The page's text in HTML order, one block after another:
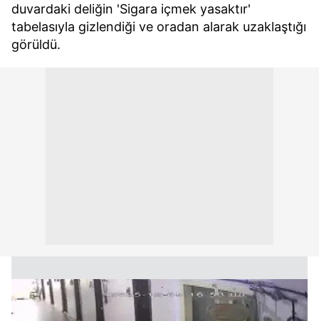
6698 sayılı Kişisel Verilerin Korunması Kanunu uyarınca
hazırlanmış Aydınlatma Metnimizi okumak ve sitemizde
ilgili mevzuata uygun olarak kullanılan çerezlerle ilgili bilgi
duvardaki deliğin 'Sigara içmek yasaktır'
tabelasıyla gizlendiği ve oradan alarak uzaklaştığı
görüldü.